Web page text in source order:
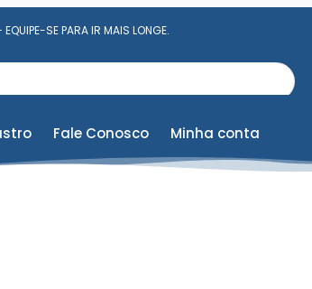
SE PARA IR MAIS LONGE.
Fale Conosco Minha conta